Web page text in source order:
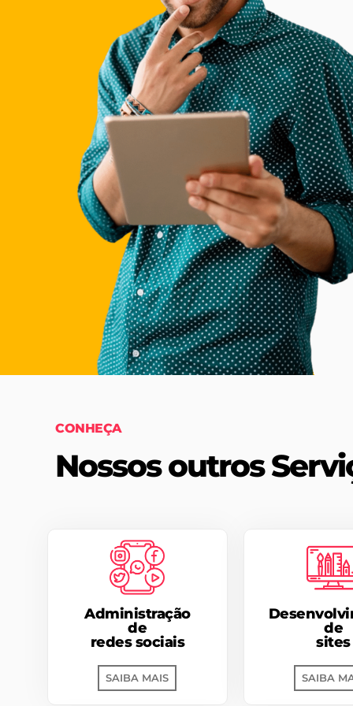
CONHEÇA
Nossos outros
Administração
de
redes sociais
SAIBA MAIS
de
sites
SAIBA